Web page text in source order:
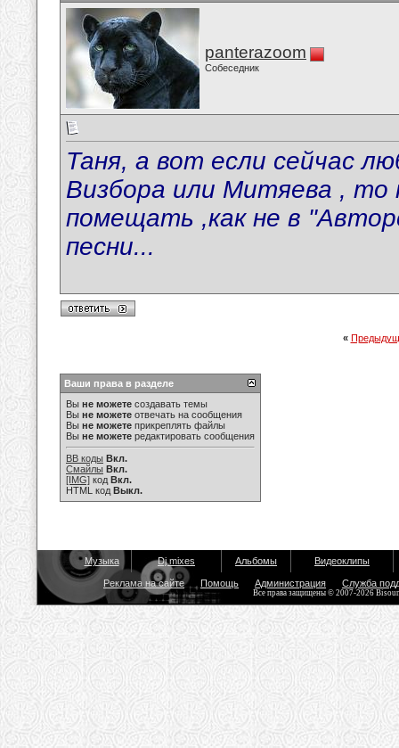
panterazoom
Собеседник
Таня, а вот если сейчас
Визбора или Митяева , то
помещать ,как не в
песни...
«
Ваши права в разделе
Вы не можете создавать темы
Вы не можете отвечать на сообщения
Вы не можете прикреплять файлы
Вы не можете редактировать сообщения
BB коды Вкл.
Смайлы Вкл.
[IMG] код Вкл.
HTML код Выкл.
Музыка Dj mixes Альбомы Видеоклипы
Реклама на сайте Помощь Администрация Служба
Все права защищены © 2007-2026